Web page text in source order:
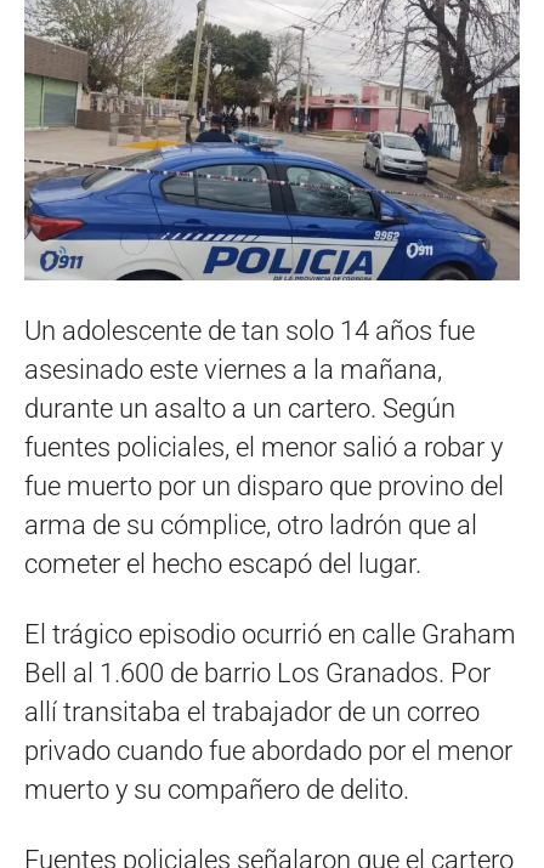
Un adolescente de tan solo 14 años fue
asesinado este viernes a la mañana,
durante un asalto a un cartero. Según
fuentes policiales, el menor salió a robar y
fue muerto por un disparo que provino del
arma de su cómplice, otro ladrón que al
cometer el hecho escapó del lugar.
El trágico episodio ocurrió en calle Graham
Bell al 1.600 de barrio Los Granados. Por
allí transitaba el trabajador de un correo
privado cuando fue abordado por el menor
muerto y su compañero de delito.
Fuentes policiales señalaron que el cartero